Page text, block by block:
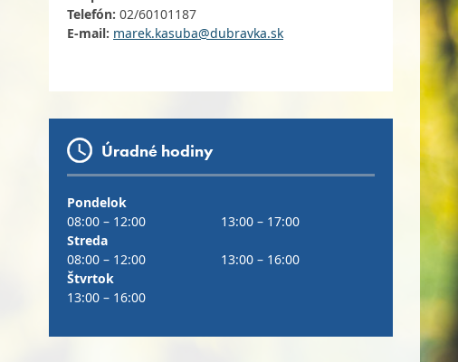
Telefón: 02/60101187
E-mail: marek.kasuba@dubravka.sk
Úradné hodiny
Pondelok
08:00 – 12:00
13:00 – 17:00
Streda
08:00 – 12:00
13:00 – 16:00
Štvrtok
13:00 – 16:00